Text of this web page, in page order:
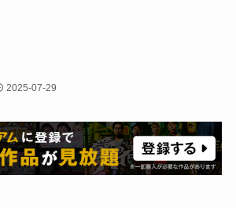
2025-07-29